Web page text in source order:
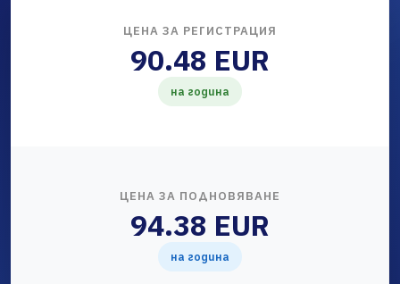
ЦЕНА ЗА РЕГИСТРАЦИЯ
90.48 EUR
на година
ЦЕНА ЗА ПОДНОВЯВАНЕ
94.38 EUR
на година